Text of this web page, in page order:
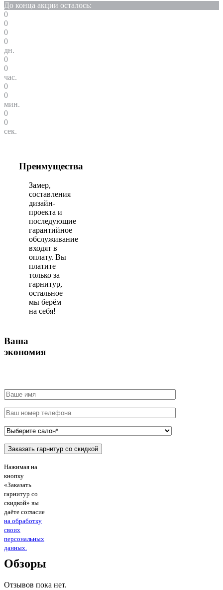
До конца акции осталось:
0
0
0
0
дн.
0
0
час.
0
0
мин.
0
0
сек.
Преимущества
Замер,
составления
дизайн-
проекта и
последующие
гарантийное
обслуживание
входят в
оплату. Вы
платите
только за
гарнитур,
остальное
мы берём
на себя!
Ваша
экономия
Нажимая на
кнопку
«Заказать
гарнитур со
скидкой» вы
даёте согласие
на обработку
своих
персональных
данных.
Обзоры
Отзывов пока нет.